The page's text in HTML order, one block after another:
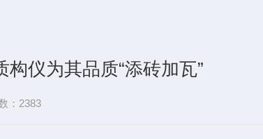
仪为其品质“添砖加瓦”
：2383